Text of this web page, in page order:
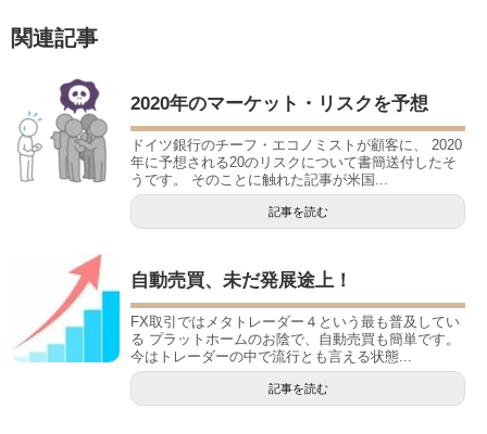
関連記事
2020年のマーケット・リスクを予想
ドイツ銀行のチーフ・エコノミストが顧客に、 2020
年に予想される20のリスクについて書簡送付したそ
うです。 そのことに触れた記事が米国...
記事を読む
自動売買、未だ発展途上！
FX取引ではメタトレーダー４という最も普及してい
る プラットホームのお陰で、自動売買も簡単です。
今はトレーダーの中で流行とも言える状態...
記事を読む